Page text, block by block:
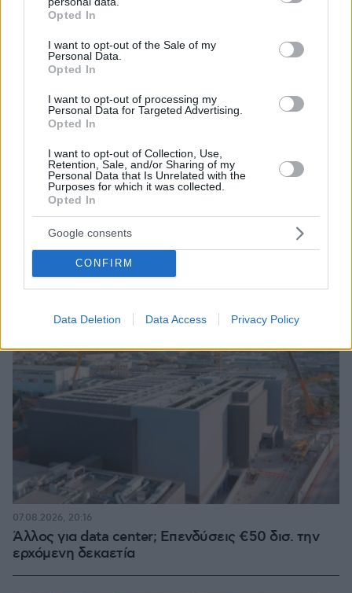
grant or deny consent to Google and its third-party tags to
use your data for below specified purposes in below Google
consent section.
Opted In
I want to opt-out of the Sale of my
Personal Data.
Opted In
I want to opt-out of processing my
Personal Data for Targeted Advertising.
Opted In
I want to opt-out of Collection, Use,
Retention, Sale, and/or Sharing of my
Personal Data that Is Unrelated with the
Purposes for which it was collected.
Opted In
Google consents
CONFIRM
Data Deletion Data Access Privacy Policy
«Πόσα θέλεις για το κορίτσι;»: Τουρίστας στην
Κρήτη ζητά... τιμή για να ασελγήσει σε ανήλικη, τι
Άλλος για data center; Επενδύσεις €50 δισ. την
ερχόμενη δεκαετία
07.08.2026, 20:16